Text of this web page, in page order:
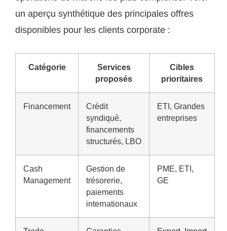
un aperçu synthétique des principales offres
disponibles pour les clients corporate :
Catégorie
Services
proposés
Cibles
prioritaires
Financement
Crédit
syndiqué,
financements
structurés, LBO
ETI, Grandes
entreprises
Cash
Management
Gestion de
trésorerie,
paiements
internationaux
PME, ETI,
GE